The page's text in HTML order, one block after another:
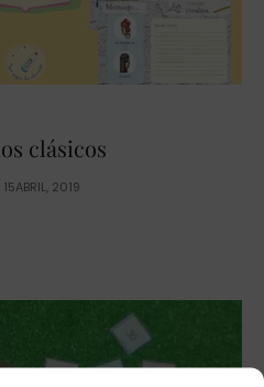
clásicos
15ABRIL, 2019